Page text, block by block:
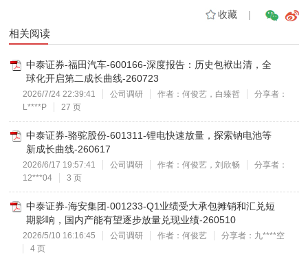
收藏|
相关阅读
中泰证券-福田汽车-600166-深度报告：历史包袱出清，全
球化开启第二成长曲线-260723
2026/7/24 22:39:41 公司调研 作者：何俊艺，白臻哲
分享者：
L****P
27 页
中泰证券-骆驼股份-601311-锂电快速放量，探索钠电池等
新成长曲线-260617
2026/6/17 19:57:41 公司调研 作者：何俊艺，刘欣畅
分享者：
12***04
3 页
中泰证券-海安集团-001233-Q1业绩受大承包摊销和汇兑短
期影响，国内产能有望逐步放量兑现业绩-260510
2026/5/10 16:16:45 公司调研 作者：何俊艺
分享者：九****空
4 页